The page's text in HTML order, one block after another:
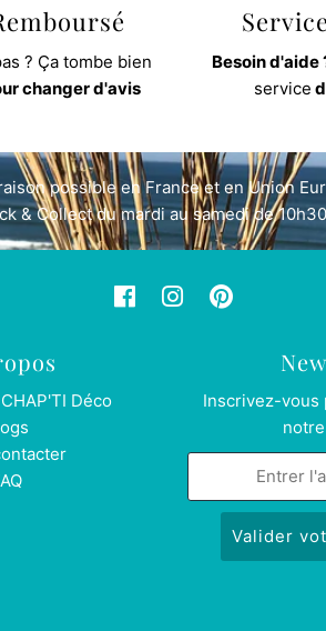
? Ça tombe bien
changer d'avis
Besoin d'aide
service
possible en France et en Union
& Collect du mardi au samedi de
Déco
Inscrivez-vous